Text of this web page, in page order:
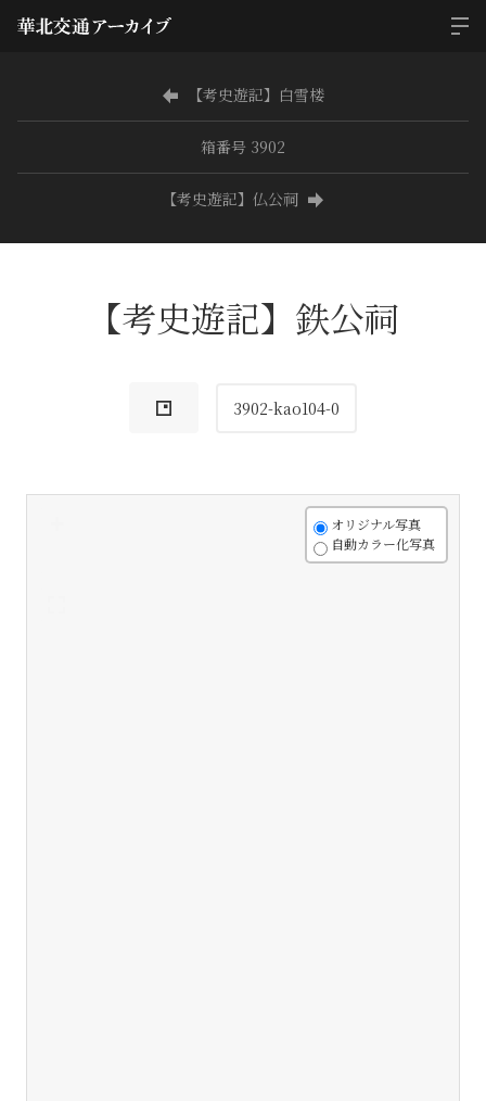
【考史遊記】白雪楼
箱番号 3902
【考史遊記】仏公祠
【考史遊記】鉄公祠
3902-kao104-0
オリジナル写真
自動カラー化写真